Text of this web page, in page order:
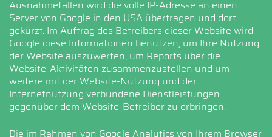
Ausnahmefällen wird die volle IP-Adresse an einen
Server von Google in den USA übertragen und dort
gekürzt. Im Auftrag des Betreibers dieser Website wird
Google diese Informationen benutzen, um Ihre Nutzung
der Website auszuwerten, um Reports über die
Website-Aktivitäten zusammenzustellen und um
weitere mit der Website-Nutzung und der
Internetnutzung verbundene Dienstleistungen
gegenüber dem Website-Betreiber zu erbringen.
Die im Rahmen von Google Analytics von Ihrem Browser